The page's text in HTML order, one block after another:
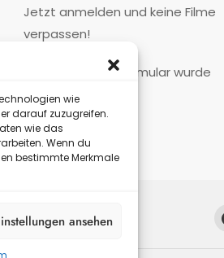
wie
darauf zuzugreifen.
wie das
Wenn du
bestimmte Merkmale
ansehen
Jetzt anmelden und keine Filme
verpassen!
Kontaktformular wurde
nicht gefunden.